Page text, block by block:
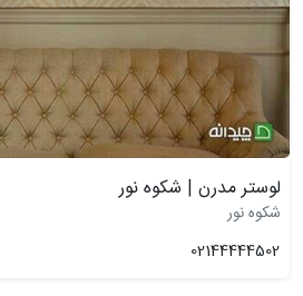
لوستر مدرن | شکوه نور
شکوه نور
02144444502